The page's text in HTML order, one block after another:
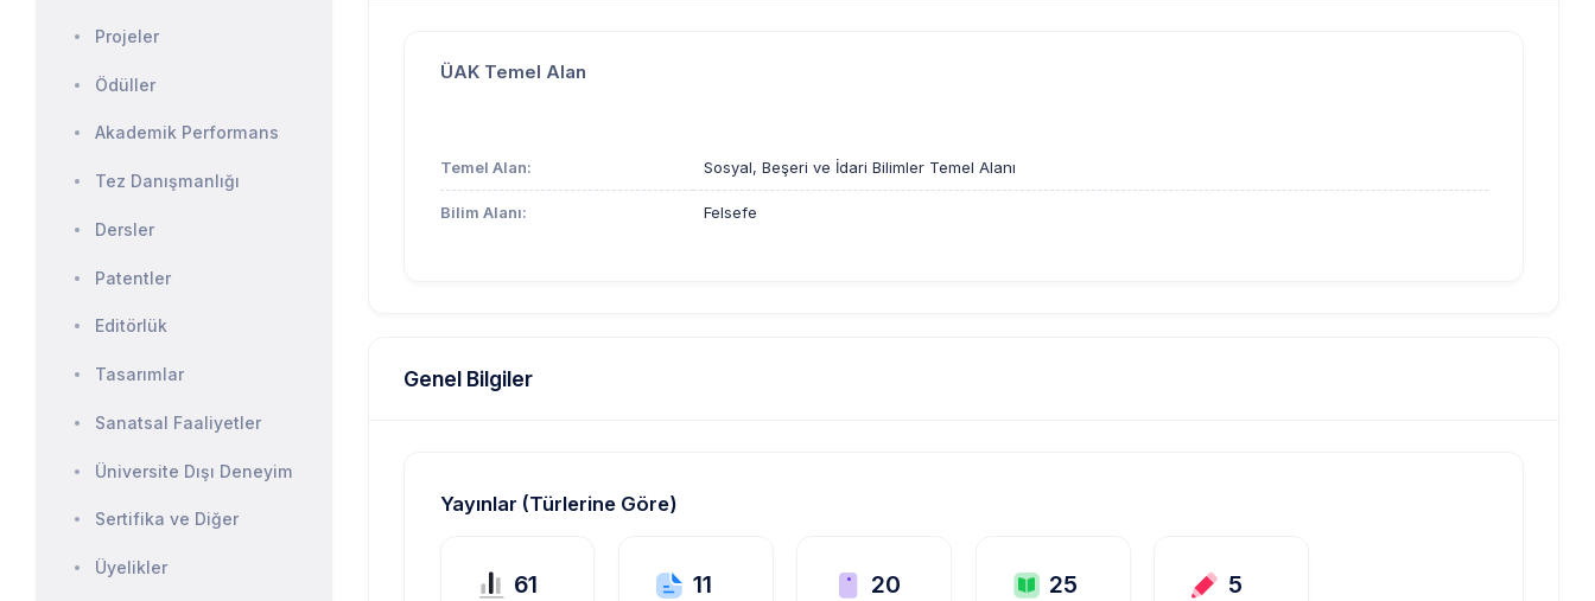
Projeler
Ödüller
Akademik Performans
Tez Danışmanlığı
Dersler
Patentler
Editörlük
Tasarımlar
Sanatsal Faaliyetler
Üniversite Dışı Deneyim
Sertifika ve Diğer
Üyelikler
ÜAK Temel Alan
Temel Alan: Sosyal, Beşeri ve İdari Bilimler Temel Alanı
Bilim Alanı: Felsefe
Genel Bilgiler
Yayınlar (Türlerine Göre)
61 11 20 25 5